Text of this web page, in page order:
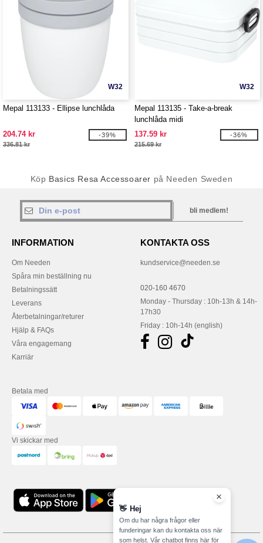
W32
Mepal 113133 - Ellipse lunchlåda
204.74 kr
336.81 kr
-39%
W32
Mepal 113135 - Take-a-break
lunchlåda midi
137.59 kr
215.69 kr
-36%
Köp Basics Resa Accessoarer på Needen Sweden
bli medlem!
INFORMATION
Om Needen
Spåra min beställning nu
Betalningssätt
Leverans
Återbetalningar/returer
Hjälp & FAQs
Våra engagemang
Karriär
KONTAKTA OSS
kundservice@needen.se
020-160 4670
Monday - Thursday : 10h-13h & 14h-
17h30
Friday : 10h-14h (english)
Betala med
Vi skickar med
👋 Hej
Om du har några frågor eller
funderingar kan du kontakta oss när
som helst. Vår chatbot finns här för